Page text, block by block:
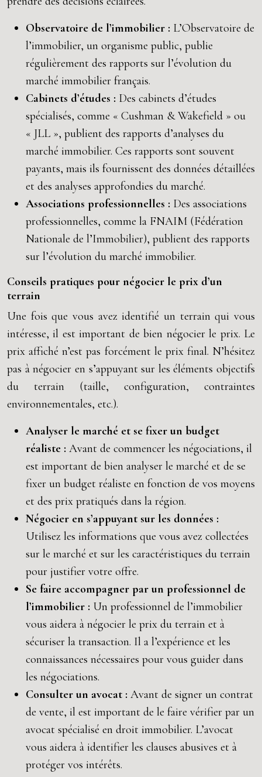
Observatoire de l’immobilier : L’Observatoire de
l’immobilier, un organisme public, publie
régulièrement des rapports sur l’évolution du
marché immobilier français.
Cabinets d’études : Des cabinets d’études
spécialisés, comme « Cushman & Wakefield » ou
« JLL », publient des rapports d’analyses du
marché immobilier. Ces rapports sont souvent
payants, mais ils fournissent des données détaillées
et des analyses approfondies du marché.
Associations professionnelles : Des associations
professionnelles, comme la FNAIM (Fédération
Nationale de l’Immobilier), publient des rapports
sur l’évolution du marché immobilier.
Conseils pratiques pour négocier le prix d’un
terrain
Une fois que vous avez identifié un terrain qui vous
intéresse, il est important de bien négocier le prix. Le
prix affiché n’est pas forcément le prix final. N’hésitez
pas à négocier en s’appuyant sur les éléments objectifs
du terrain (taille, configuration, contraintes
environnementales, etc.).
Analyser le marché et se fixer un budget
réaliste : Avant de commencer les négociations, il
est important de bien analyser le marché et de se
fixer un budget réaliste en fonction de vos moyens
et des prix pratiqués dans la région.
Négocier en s’appuyant sur les données :
Utilisez les informations que vous avez collectées
sur le marché et sur les caractéristiques du terrain
pour justifier votre offre.
Se faire accompagner par un professionnel de
l’immobilier : Un professionnel de l’immobilier
vous aidera à négocier le prix du terrain et à
sécuriser la transaction. Il a l’expérience et les
connaissances nécessaires pour vous guider dans
les négociations.
Consulter un avocat : Avant de signer un contrat
de vente, il est important de le faire vérifier par un
avocat spécialisé en droit immobilier. L’avocat
vous aidera à identifier les clauses abusives et à
protéger vos intérêts.